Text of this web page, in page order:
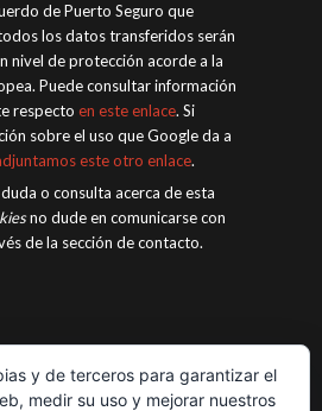
de Puerto Seguro que
los datos transferidos serán
nivel de protección acorde a la
Puede consultar información
respecto en este enlace. Si
sobre el uso que Google da a
este otro enlace.
o consulta acerca de esta
no dude en comunicarse con
de la sección de contacto.
y de terceros para garantizar el
medir su uso y mejorar nuestros